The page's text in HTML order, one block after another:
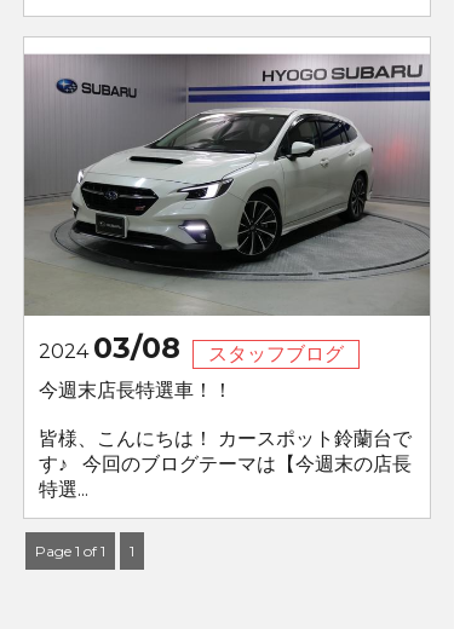
2024 03/08
スタッフブログ
今週末店長特選車！！
皆様、こんにちは！ カースポット鈴蘭台で
す♪ 今回のブログテーマは【今週末の店長
特選...
Page 1 of 1 1